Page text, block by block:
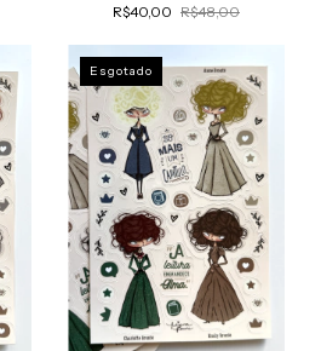
R$40,00 R$48,00
Esgotado